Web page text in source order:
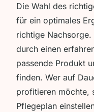
Die Wahl des
für ein optimales
richtige Nachsorge.
durch einen
passende Produkt
finden. Wer auf
profitieren möchte,
Pflegeplan